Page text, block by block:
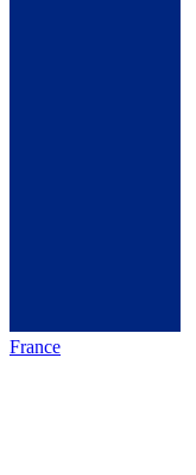
France